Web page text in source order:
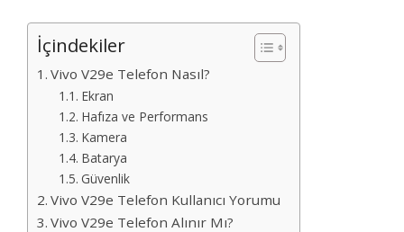
İçindekiler
Vivo V29e Telefon Nasıl?
Ekran
Hafıza ve Performans
Kamera
Batarya
Güvenlik
Vivo V29e Telefon Kullanıcı Yorumu
Vivo V29e Telefon Alınır Mı?